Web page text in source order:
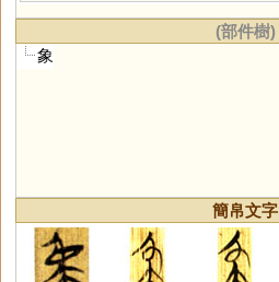
(部件樹)
象
簡帛文字